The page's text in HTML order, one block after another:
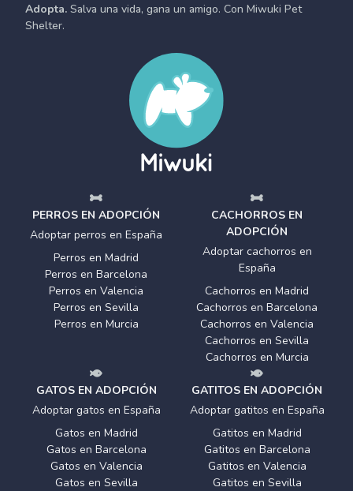
Adopta. Salva una vida, gana un amigo. Con Miwuki Pet
Shelter.
PERROS EN ADOPCIÓN
Adoptar perros en España
Perros en Madrid
Perros en Barcelona
Perros en Valencia
Perros en Sevilla
Perros en Murcia
CACHORROS EN
ADOPCIÓN
Adoptar cachorros en
España
Cachorros en Madrid
Cachorros en Barcelona
Cachorros en Valencia
Cachorros en Sevilla
Cachorros en Murcia
GATOS EN ADOPCIÓN
Adoptar gatos en España
Gatos en Madrid
Gatos en Barcelona
Gatos en Valencia
Gatos en Sevilla
GATITOS EN ADOPCIÓN
Adoptar gatitos en España
Gatitos en Madrid
Gatitos en Barcelona
Gatitos en Valencia
Gatitos en Sevilla